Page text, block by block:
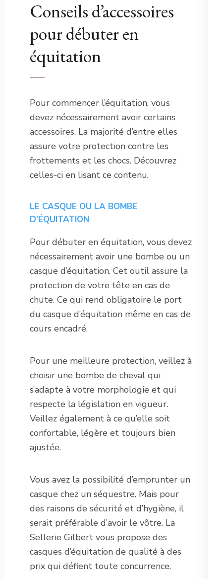
Conseils d’accessoires
pour débuter en
équitation
Pour commencer l’équitation, vous
devez nécessairement avoir certains
accessoires. La majorité d’entre elles
assure votre protection contre les
frottements et les chocs. Découvrez
celles-ci en lisant ce contenu.
LE CASQUE OU LA BOMBE
D’ÉQUITATION
Pour débuter en équitation, vous devez
nécessairement avoir une bombe ou un
casque d’équitation. Cet outil assure la
protection de votre tête en cas de
chute. Ce qui rend obligatoire le port
du casque d’équitation même en cas de
cours encadré.
Pour une meilleure protection, veillez à
choisir une bombe de cheval qui
s’adapte à votre morphologie et qui
respecte la législation en vigueur.
Veillez également à ce qu’elle soit
confortable, légère et toujours bien
ajustée.
Vous avez la possibilité d’emprunter un
casque chez un séquestre. Mais pour
des raisons de sécurité et d’hygiène, il
serait préférable d’avoir le vôtre. La
Sellerie Gilbert vous propose des
casques d’équitation de qualité à des
prix qui défient toute concurrence.